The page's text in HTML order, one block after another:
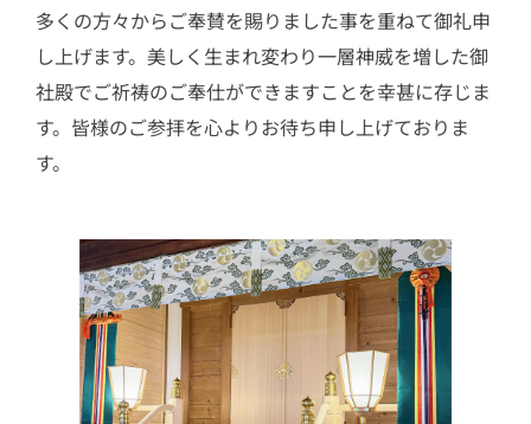
多くの方々からご奉賛を賜りました事を重ねて御礼申
し上げます。美しく生まれ変わり一層神威を増した御
社殿でご祈祷のご奉仕ができますことを幸甚に存じま
す。皆様のご参拝を心よりお待ち申し上げておりま
す。